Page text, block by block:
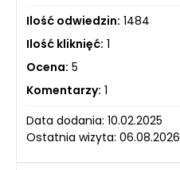
Ilość odwiedzin: 1484
Ilość kliknięć: 1
Ocena: 5
Komentarzy: 1
Data dodania: 10.02.2025
Ostatnia wizyta: 06.08.2026